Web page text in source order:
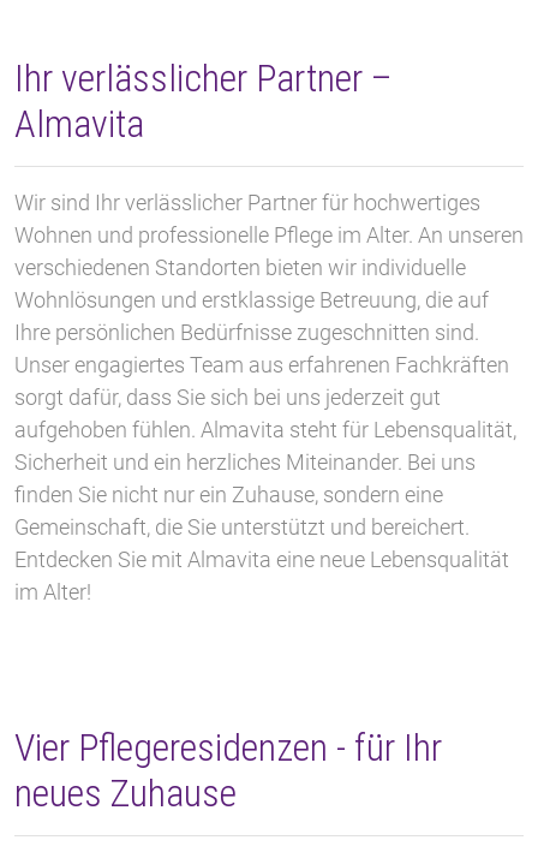
Ihr verlässlicher Partner –
Almavita
Wir sind Ihr verlässlicher Partner für hochwertiges
Wohnen und professionelle Pflege im Alter. An unseren
verschiedenen Standorten bieten wir individuelle
Wohnlösungen und erstklassige Betreuung, die auf
Ihre persönlichen Bedürfnisse zugeschnitten sind.
Unser engagiertes Team aus erfahrenen Fachkräften
sorgt dafür, dass Sie sich bei uns jederzeit gut
aufgehoben fühlen. Almavita steht für Lebensqualität,
Sicherheit und ein herzliches Miteinander. Bei uns
finden Sie nicht nur ein Zuhause, sondern eine
Gemeinschaft, die Sie unterstützt und bereichert.
Entdecken Sie mit Almavita eine neue Lebensqualität
im Alter!
Vier Pflegeresidenzen - für Ihr
neues Zuhause